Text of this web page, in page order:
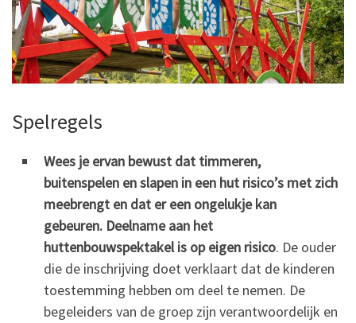
Spelregels
Wees je ervan bewust dat timmeren,
buitenspelen en slapen in een hut risico’s met zich
meebrengt en dat er een ongelukje kan
gebeuren. Deelname aan het
huttenbouwspektakel is op eigen risico. De ouder
die de inschrijving doet verklaart dat de kinderen
toestemming hebben om deel te nemen. De
begeleiders van de groep zijn verantwoordelijk en